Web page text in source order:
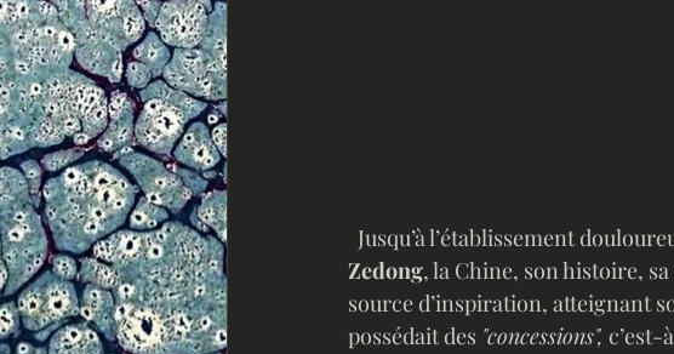
Jusqu’à l’établissement
Zedong, la Chine, son histoire,
source d’inspiration, atteignant
possédait des "concessions", c’est-